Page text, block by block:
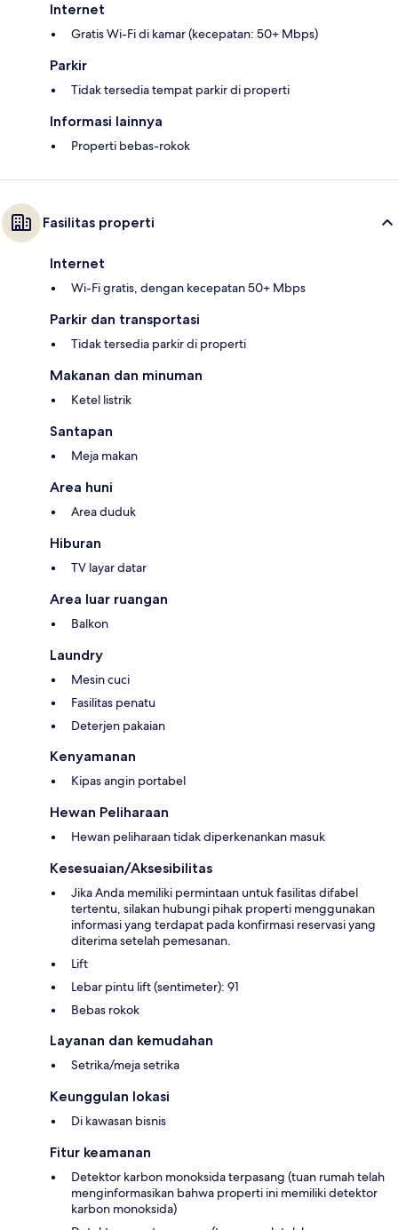
Internet
Gratis Wi-Fi di kamar (kecepatan: 50+ Mbps)
Parkir
Tidak tersedia tempat parkir di properti
Informasi lainnya
Properti bebas-rokok
Fasilitas properti
Internet
Wi-Fi gratis, dengan kecepatan 50+ Mbps
Parkir dan transportasi
Tidak tersedia parkir di properti
Makanan dan minuman
Ketel listrik
Santapan
Meja makan
Area huni
Area duduk
Hiburan
TV layar datar
Area luar ruangan
Balkon
Laundry
Mesin cuci
Fasilitas penatu
Deterjen pakaian
Kenyamanan
Kipas angin portabel
Hewan Peliharaan
Hewan peliharaan tidak diperkenankan masuk
Kesesuaian/Aksesibilitas
Jika Anda memiliki permintaan untuk fasilitas difabel
tertentu, silakan hubungi pihak properti menggunakan
informasi yang terdapat pada konfirmasi reservasi yang
diterima setelah pemesanan.
Lift
Lebar pintu lift (sentimeter): 91
Bebas rokok
Layanan dan kemudahan
Setrika/meja setrika
Keunggulan lokasi
Di kawasan bisnis
Fitur keamanan
Detektor karbon monoksida terpasang (tuan rumah telah
menginformasikan bahwa properti ini memiliki detektor
karbon monoksida)